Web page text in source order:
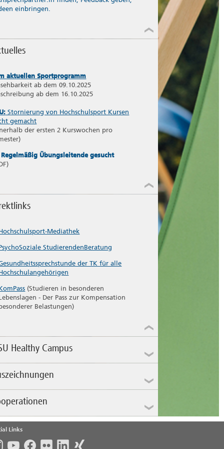
einbringen.
aktuellen Sportprogramm
ab dem 09.10.2025
ab dem 16.10.2025
Stornierung von Hochschulsport Kursen
gemacht
der ersten 2 Kurswochen pro
Regelmäßig Übungsleitende gesucht
Mediathek
StudierendenBeratung
der TK für alle
(Studieren in besonderen
- Der Pass zur Kompensation
besonderer Belastungen)
Healthy Campus
Links